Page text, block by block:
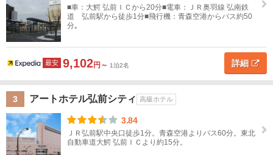
イ
プ
ス
タ
ン
ホ
テ
ル
高
級
ホ
旅
館
高
級
旅
ペ
ン
シ
民
宿
貸
別
荘
青
森
べ
青
森
市
■車：大鰐 弘前ＩＣから20分■電車：ＪＲ奥羽線 弘南鉄
道 弘前駅から徒歩1分■飛行機：青森空港からバス約50
分｡
最安 9,102円～ 1泊2名 詳細
3 アートホテル弘前シティ 高級ホテル
3.84
ＪＲ弘前駅中央口徒歩1分。青森空港よりバス60分。東北
自動車道大鰐 弘前ＩＣより約15分。